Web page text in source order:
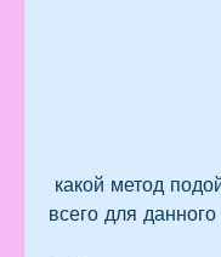
всего для